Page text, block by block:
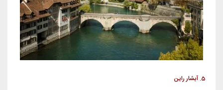
5. آبشار راین